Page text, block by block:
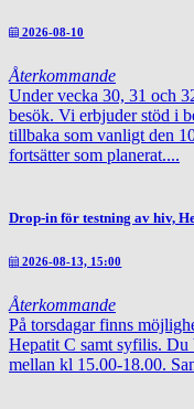
2026-08-10
Återkommande
Under vecka 30, 31 och
besök. Vi erbjuder stöd i
tillbaka som vanligt den
fortsätter som planerat....
Drop-in för testning av hiv,
2026-08-13, 15:00
Återkommande
På torsdagar finns
Hepatit C samt syfilis. Du
mellan kl 15.00-18.00.